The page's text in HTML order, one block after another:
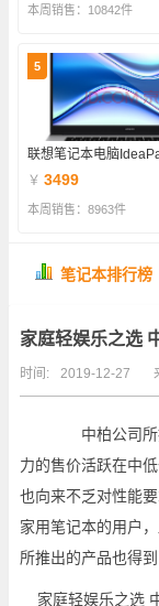
本周销售：10842件
5
联想笔记本电脑
￥ 3499
本周销售：8963件
笔记本排行榜
家庭轻娱乐之选
时间: 2019-12-27
中柏公司所
力的售价活跃在中
也向来不乏对性能
家用笔记本的用户
所推出的产品也得